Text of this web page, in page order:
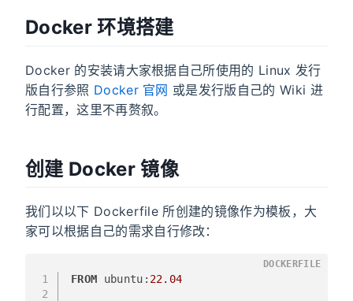
Docker 环境搭建
Docker 的安装请大家根据自己所使用的 Linux 发行
版自行参照 Docker 官网 或是发行版自己的 Wiki 进
行配置，这里不再赘叙。
创建 Docker 镜像
我们以以下 Dockerfile 所创建的镜像作为模板，大
家可以根据自己的需求自行修改：
1
2
FROM ubuntu: 22.04
DOCKERFILE